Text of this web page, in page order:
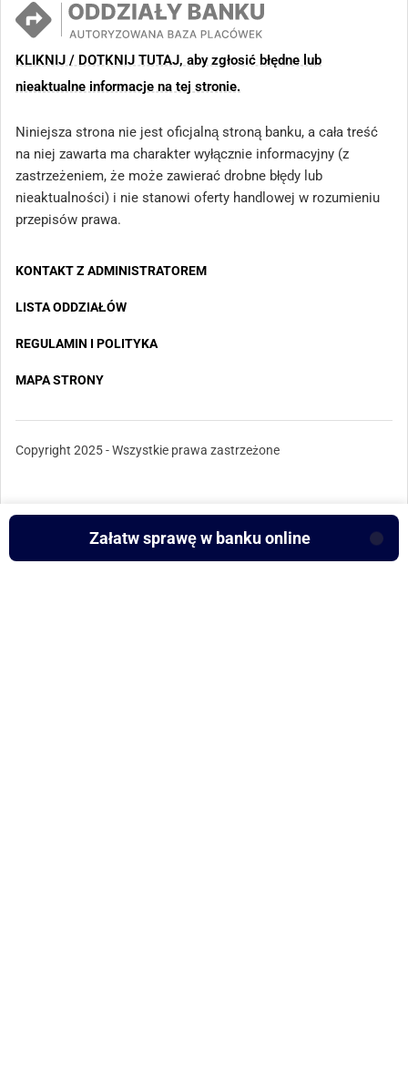
KLIKNIJ / DOTKNIJ TUTAJ, aby zgłosić błędne lub
nieaktualne informacje na tej stronie.
Niniejsza strona nie jest oficjalną stroną banku, a cała treść
na niej zawarta ma charakter wyłącznie informacyjny (z
zastrzeżeniem, że może zawierać drobne błędy lub
nieaktualności) i nie stanowi oferty handlowej w rozumieniu
przepisów prawa.
KONTAKT Z ADMINISTRATOREM
LISTA ODDZIAŁÓW
REGULAMIN I POLITYKA
MAPA STRONY
Copyright 2025 - Wszystkie prawa zastrzeżone
Załatw sprawę w banku online